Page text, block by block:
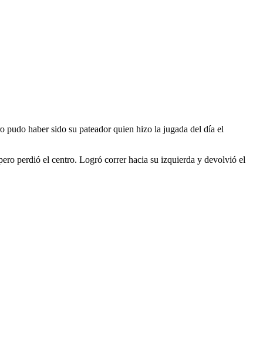
haber sido su pateador quien hizo la jugada del día el
perdió el centro. Logró correr hacia su izquierda y devolvió el